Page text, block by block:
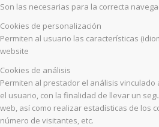
Son las necesarias para la correcta
Cookies de personalización
Permiten al usuario las características
website
Cookies de análisis
Permiten al prestador el análisis
el usuario, con la finalidad de llevar un
web, así como realizar estadísticas de los
número de visitantes, etc.